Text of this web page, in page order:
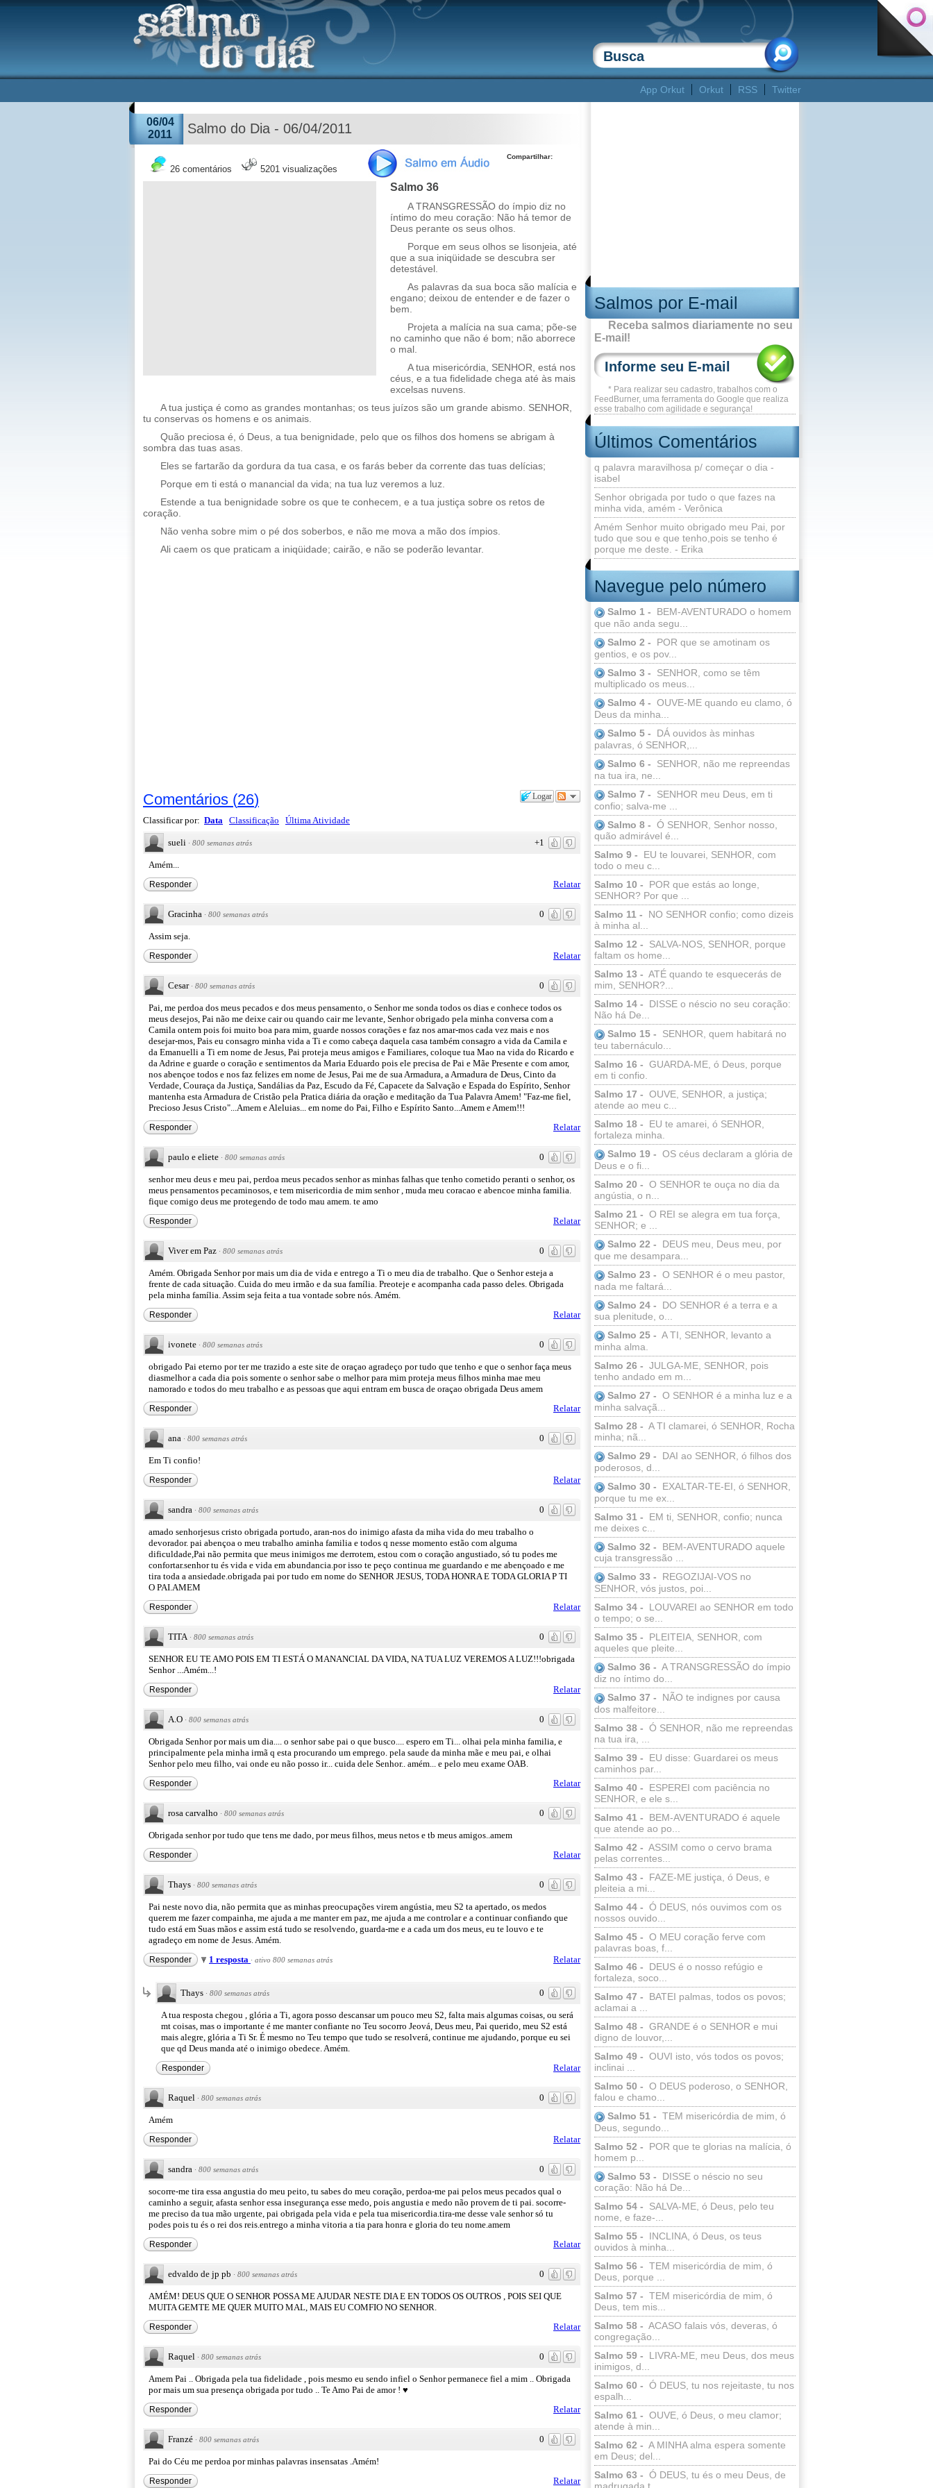
App Orkut Orkut RSS Twitter
Salmos por E-mail
Receba salmos diariamente no seu
E-mail!
* Para realizar seu cadastro, trabalhos com o
FeedBurner, uma ferramenta do Google que realiza
esse trabalho com agilidade e segurança!
Últimos Comentários
q palavra maravilhosa p/ começar o dia -
isabel
Senhor obrigada por tudo o que fazes na
minha vida, amém - Verônica
Amém Senhor muito obrigado meu Pai, por
tudo que sou e que tenho,pois se tenho é
porque me deste. - Erika
Navegue pelo número
Salmo 1 -
BEM-AVENTURADO o homem
que não anda segu...
Salmo 2 -
POR que se amotinam os
gentios, e os pov...
Salmo 3 -
SENHOR, como se têm
multiplicado os meus...
Salmo 4 - OUVE-ME quando eu clamo, ó
Deus da minha...
Salmo 5 -
DÁ ouvidos às minhas
palavras, ó SENHOR,...
Salmo 6 -
SENHOR, não me repreendas
na tua ira, ne...
Salmo 7 -
SENHOR meu Deus, em ti
confio; salva-me ...
Salmo 8 - Ó SENHOR, Senhor nosso,
quão admirável é...
Salmo 9 -
EU te louvarei, SENHOR, com
todo o meu c...
Salmo 10 -
POR que estás ao longe,
SENHOR? Por que ...
Salmo 11 -
NO SENHOR confio; como dizeis
à minha al...
Salmo 12 -
SALVA-NOS, SENHOR, porque
faltam os home...
Salmo 13 - ATÉ quando te esquecerás de
mim, SENHOR?...
Salmo 14 -
DISSE o néscio no seu coração:
Não há De...
Salmo 15 -
SENHOR, quem habitará no
teu tabernáculo...
Salmo 16 - GUARDA-ME, ó Deus, porque
em ti confio.
Salmo 17 - OUVE, SENHOR, a justiça;
atende ao meu c...
Salmo 18 -
EU te amarei, ó SENHOR,
fortaleza minha.
Salmo 19 - OS céus declaram a glória de
Deus e o fi...
Salmo 20 - O SENHOR te ouça no dia da
angústia, o n...
Salmo 21 - O REI se alegra em tua força,
SENHOR; e ...
Salmo 22 -
DEUS meu, Deus meu, por
que me desampara...
Salmo 23 - O SENHOR é o meu pastor,
nada me faltará...
Salmo 24 -
DO SENHOR é a terra e a
sua plenitude, o...
Salmo 25 - A TI, SENHOR, levanto a
minha alma.
Salmo 26 - JULGA-ME, SENHOR, pois
tenho andado em m...
Salmo 27 - O SENHOR é a minha luz e a
minha salvaçã...
Salmo 28 - A TI clamarei, ó SENHOR, Rocha
minha; nã...
Salmo 29 -
DAI ao SENHOR, ó filhos dos
poderosos, d...
Salmo 30 -
EXALTAR-TE-EI, ó SENHOR,
porque tu me ex...
Salmo 31 -
EM ti, SENHOR, confio; nunca
me deixes c...
Salmo 32 -
BEM-AVENTURADO aquele
cuja transgressão ...
Salmo 33 -
REGOZIJAI-VOS no
SENHOR, vós justos, poi...
Salmo 34 -
LOUVAREI ao SENHOR em todo
o tempo; o se...
Salmo 35 -
PLEITEIA, SENHOR, com
aqueles que pleite...
Salmo 36 - A TRANSGRESSÃO do ímpio
diz no íntimo do...
Salmo 37 -
NÃO te indignes por causa
dos malfeitore...
Salmo 38 - Ó SENHOR, não me repreendas
na tua ira, ...
Salmo 39 -
EU disse: Guardarei os meus
caminhos par...
Salmo 40 -
ESPEREI com paciência no
SENHOR, e ele s...
Salmo 41 -
BEM-AVENTURADO é aquele
que atende ao po...
Salmo 42 - ASSIM como o cervo brama
pelas correntes...
Salmo 43 -
FAZE-ME justiça, ó Deus, e
pleiteia a mi...
Salmo 44 - Ó DEUS, nós ouvimos com os
nossos ouvido...
Salmo 45 - O MEU coração ferve com
palavras boas, f...
Salmo 46 -
DEUS é o nosso refúgio e
fortaleza, soco...
Salmo 47 -
BATEI palmas, todos os povos;
aclamai a ...
Salmo 48 - GRANDE é o SENHOR e mui
digno de louvor,...
Salmo 49 - OUVI isto, vós todos os povos;
inclinai ...
Salmo 50 - O DEUS poderoso, o SENHOR,
falou e chamo...
Salmo 51 - TEM misericórdia de mim, ó
Deus, segundo...
Salmo 52 -
POR que te glorias na malícia, ó
homem p...
Salmo 53 -
DISSE o néscio no seu
coração: Não há De...
Salmo 54 -
SALVA-ME, ó Deus, pelo teu
nome, e faze-...
Salmo 55 -
INCLINA, ó Deus, os teus
ouvidos à minha...
Salmo 56 - TEM misericórdia de mim, ó
Deus, porque ...
Salmo 57 - TEM misericórdia de mim, ó
Deus, tem mis...
Salmo 58 - ACASO falais vós, deveras, ó
congregação...
Salmo 59 -
LIVRA-ME, meu Deus, dos meus
inimigos, d...
Salmo 60 - Ó DEUS, tu nos rejeitaste, tu nos
espalh...
Salmo 61 - OUVE, ó Deus, o meu clamor;
atende à min...
Salmo 62 - A MINHA alma espera somente
em Deus; del...
Salmo 63 - Ó DEUS, tu és o meu Deus, de
06/04
2011
Salmo do Dia - 06/04/2011
26 comentários 5201 visualizações
Compartilhar:
Salmo 36
A TRANSGRESSÃO do ímpio diz no
íntimo do meu coração: Não há temor de
Deus perante os seus olhos.
Porque em seus olhos se lisonjeia, até
que a sua iniqüidade se descubra ser
detestável.
As palavras da sua boca são malícia e
engano; deixou de entender e de fazer o
bem.
Projeta a malícia na sua cama; põe-se
no caminho que não é bom; não aborrece
o mal.
A tua misericórdia, SENHOR, está nos
céus, e a tua fidelidade chega até às mais
excelsas nuvens.
A tua justiça é como as grandes montanhas; os teus juízos são um grande abismo. SENHOR,
tu conservas os homens e os animais.
Quão preciosa é, ó Deus, a tua benignidade, pelo que os filhos dos homens se abrigam à
sombra das tuas asas.
Eles se fartarão da gordura da tua casa, e os farás beber da corrente das tuas delícias;
Porque em ti está o manancial da vida; na tua luz veremos a luz.
Estende a tua benignidade sobre os que te conhecem, e a tua justiça sobre os retos de
coração.
Não venha sobre mim o pé dos soberbos, e não me mova a mão dos ímpios.
Ali caem os que praticam a iniqüidade; cairão, e não se poderão levantar.
Logar
Comentários (26)
Classificar por: Data Classificação Última Atividade
+1
sueli · 800 semanas atrás
Amém...
Relatar
Responder
0
Gracinha · 800 semanas atrás
Assim seja.
Relatar
Responder
0
Cesar · 800 semanas atrás
Pai, me perdoa dos meus pecados e dos meus pensamento, o Senhor me sonda todos os dias e conhece todos os
meus desejos, Pai não me deixe cair ou quando cair me levante, Senhor obrigado pela minha conversa com a
Camila ontem pois foi muito boa para mim, guarde nossos corações e faz nos amar-mos cada vez mais e nos
desejar-mos, Pais eu consagro minha vida a Ti e como cabeça daquela casa também consagro a vida da Camila e
da Emanuelli a Ti em nome de Jesus, Pai proteja meus amigos e Familiares, coloque tua Mao na vida do Ricardo e
da Adrine e guarde o coração e sentimentos da Maria Eduardo pois ele precisa de Pai e Mãe Presente e com amor,
nos abençoe todos e nos faz felizes em nome de Jesus, Pai me de sua Armadura, a Armadura de Deus, Cinto da
Verdade, Couraça da Justiça, Sandálias da Paz, Escudo da Fé, Capacete da Salvação e Espada do Espírito, Senhor
mantenha esta Armadura de Cristão pela Pratica diária da oração e meditação da Tua Palavra Amem! "Faz-me fiel,
Precioso Jesus Cristo"...Amem e Aleluias... em nome do Pai, Filho e Espírito Santo...Amem e Amem!!!
Relatar
Responder
0
paulo e eliete · 800 semanas atrás
senhor meu deus e meu pai, perdoa meus pecados senhor as minhas falhas que tenho cometido peranti o senhor, os
meus pensamentos pecaminosos, e tem misericordia de mim senhor , muda meu coracao e abencoe minha familia.
fique comigo deus me protegendo de todo mau amem. te amo
Relatar
Responder
0
Viver em Paz · 800 semanas atrás
Amém. Obrigada Senhor por mais um dia de vida e entrego a Ti o meu dia de trabalho. Que o Senhor esteja a
frente de cada situação. Cuida do meu irmão e da sua família. Preoteje e acompanha cada passo deles. Obrigada
pela minha família. Assim seja feita a tua vontade sobre nós. Amém.
Relatar
Responder
0
ivonete · 800 semanas atrás
obrigado Pai eterno por ter me trazido a este site de oraçao agradeço por tudo que tenho e que o senhor faça meus
diasmelhor a cada dia pois somente o senhor sabe o melhor para mim proteja meus filhos minha mae meu
namorado e todos do meu trabalho e as pessoas que aqui entram em busca de oraçao obrigada Deus amem
Relatar
Responder
0
ana · 800 semanas atrás
Em Ti confio!
Relatar
Responder
0
sandra · 800 semanas atrás
amado senhorjesus cristo obrigada portudo, aran-nos do inimigo afasta da miha vida do meu trabalho o
devorador. pai abençoa o meu trabalho aminha familia e todos q nesse momento estão com alguma
dificuldade,Pai não permita que meus inimigos me derrotem, estou com o coração angustiado, só tu podes me
confortar.senhor tu és vida e vida em abundancia.por isso te peço continua me guardando e me abençoado e me
tira toda a ansiedade.obrigada pai por tudo em nome do SENHOR JESUS, TODA HONRA E TODA GLORIA P TI
O PAI.AMEM
Relatar
Responder
0
TITA · 800 semanas atrás
SENHOR EU TE AMO POIS EM TI ESTÁ O MANANCIAL DA VIDA, NA TUA LUZ VEREMOS A LUZ!!!obrigada
Senhor ...Amém...!
Relatar
Responder
0
A.O · 800 semanas atrás
Obrigada Senhor por mais um dia.... o senhor sabe pai o que busco.... espero em Ti... olhai pela minha familia, e
principalmente pela minha irmã q esta procurando um emprego. pela saude da minha mãe e meu pai, e olhai
Senhor pelo meu filho, vai onde eu não posso ir... cuida dele Senhor.. amém... e pelo meu exame OAB.
Relatar
Responder
0
rosa carvalho · 800 semanas atrás
Obrigada senhor por tudo que tens me dado, por meus filhos, meus netos e tb meus amigos..amem
Relatar
Responder
0
Thays · 800 semanas atrás
Pai neste novo dia, não permita que as minhas preocupações virem angústia, meu S2 ta apertado, os medos
querem me fazer compainha, me ajuda a me manter em paz, me ajuda a me controlar e a continuar confiando que
tudo está em Suas mãos e assim está tudo se resolvendo, guarda-me e a cada um dos meus, eu te louvo e te
agradeço em nome de Jesus. Amém.
Relatar
Responder 1 resposta · ativo 800 semanas atrás
0
Thays · 800 semanas atrás
A tua resposta chegou , glória a Ti, agora posso descansar um pouco meu S2, falta mais algumas coisas, ou será
mt coisas, mas o importante é me manter confiante no Teu socorro Jeová, Deus meu, Pai querido, meu S2 está
mais alegre, glória a Ti Sr. É mesmo no Teu tempo que tudo se resolverá, continue me ajudando, porque eu sei
que qd Deus manda até o inimigo obedece. Amém.
Relatar
Responder
0
Raquel · 800 semanas atrás
Amém
Relatar
Responder
0
sandra · 800 semanas atrás
socorre-me tira essa angustia do meu peito, tu sabes do meu coração, perdoa-me pai pelos meus pecados qual o
caminho a seguir, afasta senhor essa insegurança esse medo, pois angustia e medo não provem de ti pai. socorre-
me preciso da tua mão urgente, pai obrigada pela vida e pela tua misericordia.tira-me desse vale senhor só tu
podes pois tu és o rei dos reis.entrego a minha vitoria a tia para honra e gloria do teu nome.amem
Relatar
Responder
0
edvaldo de jp pb · 800 semanas atrás
AMÉM! DEUS QUE O SENHOR POSSA ME AJUDAR NESTE DIA E EN TODOS OS OUTROS , POIS SEI QUE
MUITA GEMTE ME QUER MUITO MAL, MAIS EU COMFIO NO SENHOR.
Relatar
Responder
0
Raquel · 800 semanas atrás
Amem Pai .. Obrigada pela tua fidelidade , pois mesmo eu sendo infiel o Senhor permanece fiel a mim .. Obrigada
por mais um sua presença obrigada por tudo .. Te Amo Pai de amor ! ♥
Relatar
Responder
0
Franzé · 800 semanas atrás
Pai do Céu me perdoa por minhas palavras insensatas .Amém!
Relatar
Responder